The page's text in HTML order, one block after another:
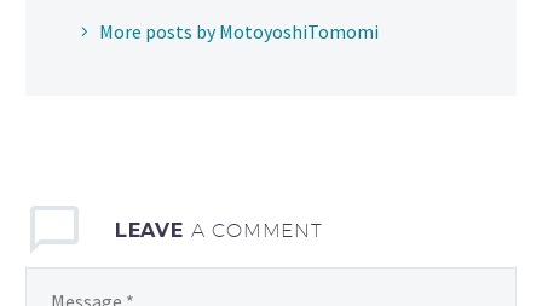
More posts by MotoyoshiTomomi
LEAVE A COMMENT